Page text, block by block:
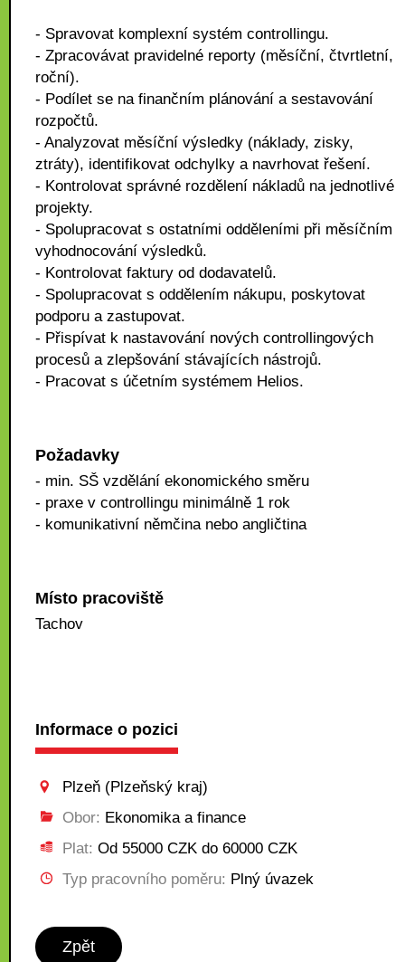
- Spravovat komplexní systém controllingu.
- Zpracovávat pravidelné reporty (měsíční, čtvrtletní,
roční).
- Podílet se na finančním plánování a sestavování
rozpočtů.
- Analyzovat měsíční výsledky (náklady, zisky,
ztráty), identifikovat odchylky a navrhovat řešení.
- Kontrolovat správné rozdělení nákladů na jednotlivé
projekty.
- Spolupracovat s ostatními odděleními při měsíčním
vyhodnocování výsledků.
- Kontrolovat faktury od dodavatelů.
- Spolupracovat s oddělením nákupu, poskytovat
podporu a zastupovat.
- Přispívat k nastavování nových controllingových
procesů a zlepšování stávajících nástrojů.
- Pracovat s účetním systémem Helios.
Požadavky
- min. SŠ vzdělání ekonomického směru
- praxe v controllingu minimálně 1 rok
- komunikativní němčina nebo angličtina
Místo pracoviště
Tachov
Informace o pozici
Plzeň (Plzeňský kraj)
Obor: Ekonomika a finance
Plat: Od 55000 CZK do 60000 CZK
Typ pracovního poměru: Plný úvazek
Zpět